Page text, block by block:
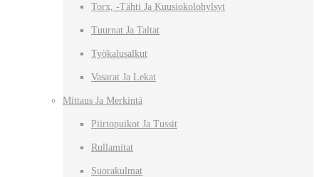
Torx, -tähti Ja Kuusiokolohylsyt
Tuurnat Ja Taltat
Työkalusalkut
Vasarat Ja Lekat
Mittaus Ja Merkintä
Piirtopuikot Ja Tussit
Rullamitat
Suorakulmat